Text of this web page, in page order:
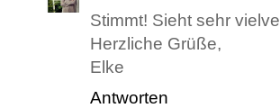
Stimmt! Sieht sehr
Herzliche Grüße,
Elke
Antworten